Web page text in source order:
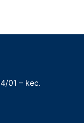
01 – kec.